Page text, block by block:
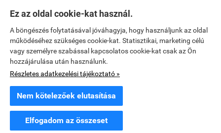
Ez az oldal cookie-kat használ.
A böngészés folytatásával jóváhagyja, hogy használjunk az oldal
működéséhez szükséges cookie-kat. Statisztikai, marketing célú
vagy személyre szabással kapcsolatos cookie-kat csak az Ön
hozzájárulása után használunk.
Részletes adatkezelési tájékoztató »
Nem kötelezőek elutasítása
Elfogadom az összeset